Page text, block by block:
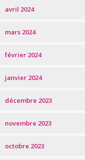
avril 2024
mars 2024
février 2024
janvier 2024
décembre 2023
novembre 2023
octobre 2023